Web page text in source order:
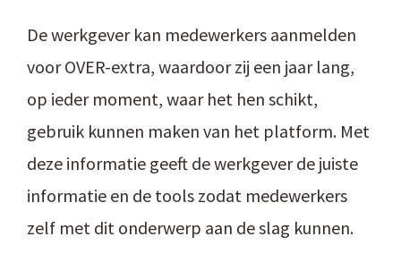
De werkgever kan medewerkers aanmelden
voor OVER-extra, waardoor zij een jaar lang,
op ieder moment, waar het hen schikt,
gebruik kunnen maken van het platform. Met
deze informatie geeft de werkgever de juiste
informatie en de tools zodat medewerkers
zelf met dit onderwerp aan de slag kunnen.